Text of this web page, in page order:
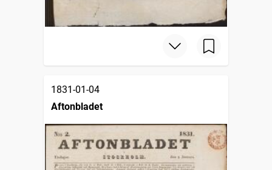
1831-01-04
Aftonbladet